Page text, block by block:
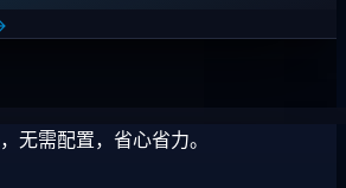
无需配置，省心省力。